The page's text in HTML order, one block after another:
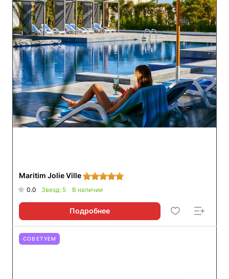
Maritim Jolie Ville
0.0 Звезд: 5 В наличии
Подробнее
СОВЕТУЕМ